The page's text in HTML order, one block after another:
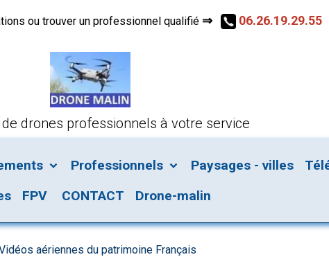
ou trouver un professionnel qualifié ⇒ 06.26.19.29.55
drones professionnels à votre service
Professionnels Paysages - villes
FPV CONTACT Drone-malin
aériennes du patrimoine Français